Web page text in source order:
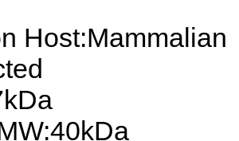
Host:Mammalian